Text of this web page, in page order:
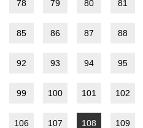
78 79 80 81
85 86 87 88
92 93 94 95
99 100 101 102
106 107 108 109